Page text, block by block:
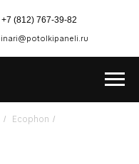
inari@potolkipaneli.ru
+7 (812) 767-39-82
/ Ecophon /